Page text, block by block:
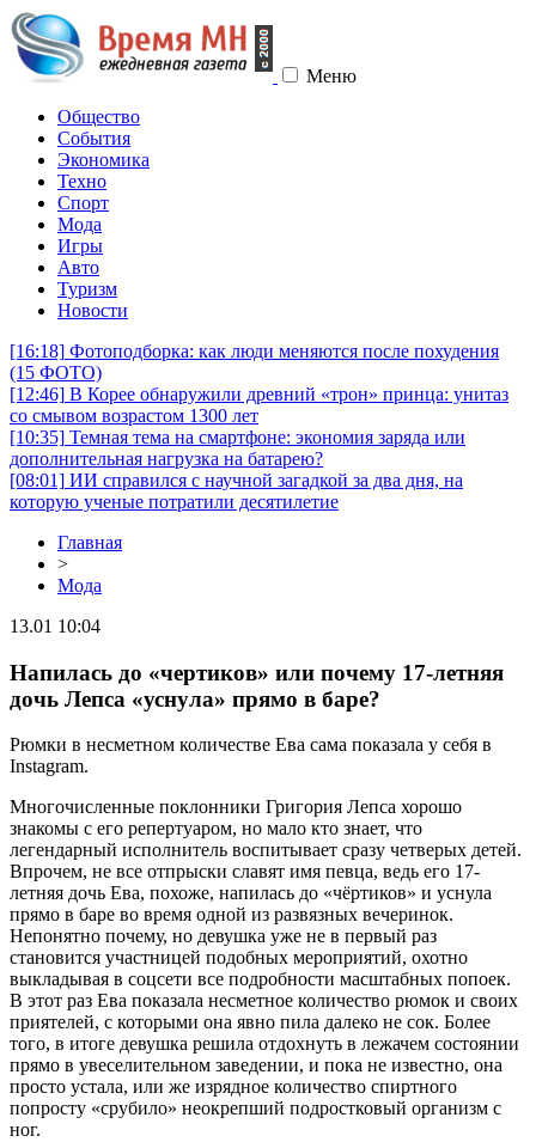
Меню
Общество
События
Экономика
Техно
Спорт
Мода
Игры
Авто
Туризм
Новости
[16:18] Фотоподборка: как люди меняются после похудения
(15 ФОТО)
[12:46] В Корее обнаружили древний «трон» принца: унитаз
со смывом возрастом 1300 лет
[10:35] Темная тема на смартфоне: экономия заряда или
дополнительная нагрузка на батарею?
[08:01] ИИ справился с научной загадкой за два дня, на
которую ученые потратили десятилетие
Главная
>
Мода
13.01 10:04
Напилась до «чертиков» или почему 17-летняя
дочь Лепса «уснула» прямо в баре?
Рюмки в несметном количестве Ева сама показала у себя в
Instagram.
Многочисленные поклонники Григория Лепса хорошо
знакомы с его репертуаром, но мало кто знает, что
легендарный исполнитель воспитывает сразу четверых детей.
Впрочем, не все отпрыски славят имя певца, ведь его 17-
летняя дочь Ева, похоже, напилась до «чёртиков» и уснула
прямо в баре во время одной из развязных вечеринок.
Непонятно почему, но девушка уже не в первый раз
становится участницей подобных мероприятий, охотно
выкладывая в соцсети все подробности масштабных попоек.
В этот раз Ева показала несметное количество рюмок и своих
приятелей, с которыми она явно пила далеко не сок. Более
того, в итоге девушка решила отдохнуть в лежачем состоянии
прямо в увеселительном заведении, и пока не известно, она
просто устала, или же изрядное количество спиртного
попросту «срубило» неокрепший подростковый организм с
ног.